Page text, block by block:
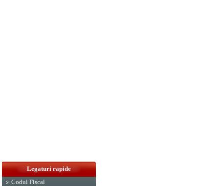
Legaturi rapide
Codul Fiscal